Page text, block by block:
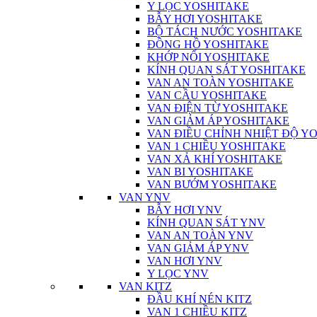
Y LỌC YOSHITAKE
BẪY HƠI YOSHITAKE
BỘ TÁCH NƯỚC YOSHITAKE
ĐỒNG HỒ YOSHITAKE
KHỚP NỐI YOSHITAKE
KÍNH QUAN SÁT YOSHITAKE
VAN AN TOÀN YOSHITAKE
VAN CẦU YOSHITAKE
VAN ĐIỆN TỪ YOSHITAKE
VAN GIẢM ÁP YOSHITAKE
VAN ĐIỀU CHỈNH NHIỆT ĐỘ
VAN 1 CHIỀU YOSHITAKE
VAN XẢ KHÍ YOSHITAKE
VAN BI YOSHITAKE
VAN BƯỚM YOSHITAKE
VAN YNV
BẪY HƠI YNV
KÍNH QUAN SÁT YNV
VAN AN TOÀN YNV
VAN GIẢM ÁP YNV
VAN HƠI YNV
Y LỌC YNV
VAN KITZ
ĐẦU KHÍ NÉN KITZ
VAN 1 CHIỀU KITZ